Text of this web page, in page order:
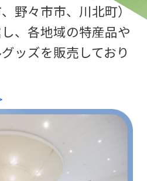
、野々市市、川北町）
、各地域の特産品や
ッズを販売しており